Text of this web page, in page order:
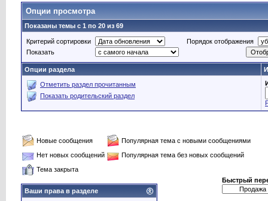
Опции просмотра
Показаны темы с 1 по 20 из 69
Критерий сортировки
Порядок отображения
Показать
Опции раздела
Отметить раздел прочитанным
Показать родительский раздел
Новые сообщения
Популярная тема с новыми сообщениями
Нет новых сообщений
Популярная тема без новых сообщений
Тема закрыта
Ваши права в разделе
Быстрый